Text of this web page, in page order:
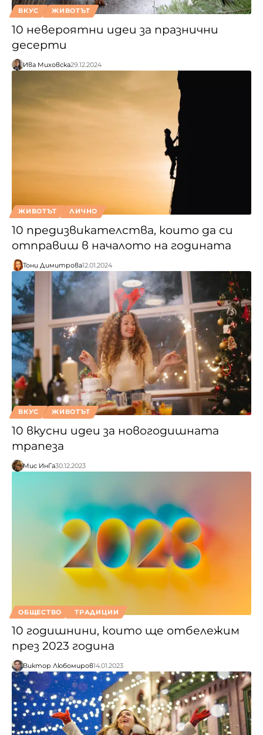
ВКУС ЖИВОТЪТ
10 невероятни идеи за празнични
десерти
Ива Миховска29.12.2024
ЖИВОТЪТ ЛИЧНО
10 предизвикателства, които да си
отправиш в началото на годината
Тони Димитрова12.01.2024
ВКУС ЖИВОТЪТ
10 вкусни идеи за новогодишната
трапеза
Мис ИнГа30.12.2023
ОБЩЕСТВО ТРАДИЦИИ
10 годишнини, които ще отбележим
през 2023 година
Виктор Любомиров14.01.2023